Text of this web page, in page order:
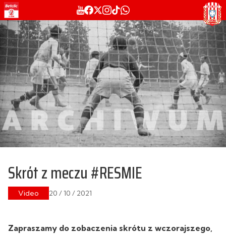
Skrót z meczu #RESMIE
Video 20 / 10 / 2021
Zapraszamy do zobaczenia skrótu z wczorajszego,